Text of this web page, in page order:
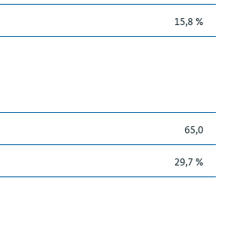
15,8 %
65,0
29,7 %